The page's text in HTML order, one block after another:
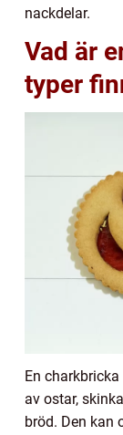
nackdelar.
Vad är
typer
En
av ostar,
bröd. Den kan